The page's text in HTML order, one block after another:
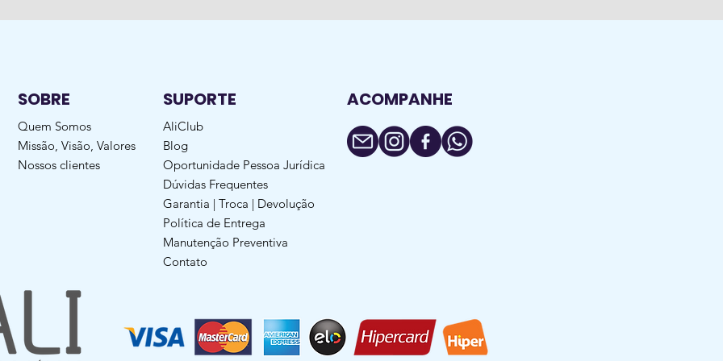
SOBRE
Quem Somos
Missão, Visão, Valores
Nossos clientes
SUPORTE
AliClub
Blog
Oportunidade Pessoa Jurídica
Dúvidas Frequentes
Garantia | Troca | Devolução
Política de Entrega
Manutenção Preventiva
Contato
ACOMPANHE